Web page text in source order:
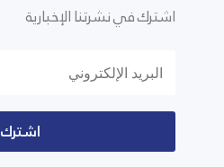
اشترك في نشرتنا الإخبارية
اشترك